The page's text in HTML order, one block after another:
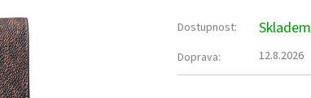
Dostupnost: Skladem
Doprava: 12.8.2026